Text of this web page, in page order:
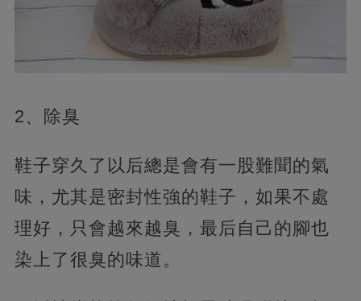
2、除臭
鞋子穿久了以后總是會有一股難聞的氣
味，尤其是密封性強的鞋子，如果不處
理好，只會越來越臭，最后自己的腳也
染上了很臭的味道。